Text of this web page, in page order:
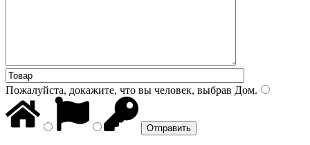
Пожалуйста, докажите, что вы человек, выбрав Дом.